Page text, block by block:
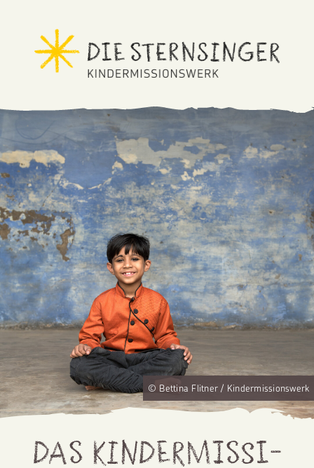
Das Kinder­mis­si­
© Bettina Flitner / Kinder­mis­si­ons­werk